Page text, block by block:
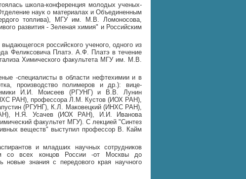
школа-конференция молодых ученых-
наук о материалах и Объединенным
топлива), МГУ им. М.В. Ломоносова,
развития - Зеленая химия" и Российским
российского ученого, одного из
Феликсовича Платэ. А.Ф. Платэ в течение
Химического факультета МГУ им. М.В.
-специалисты в области нефтехимии и в
производство полимеров и др.): вице-
И.И. Моисеев (РГУНГ) и В.В. Лунин
РАН), профессора Л.М. Кустов (ИОХ РАН),
(РГУНГ), К.Л. Маковецкий (ИНХС РАН),
Н.Я. Усачев (ИОХ РАН), И.И. Иванова
факультет МГУ). С лекцией "Синтез
веществ" выступил профессор В. Кайм
и младших научных сотрудников
со всех концов России -от Москвы до
знания с передового края научного